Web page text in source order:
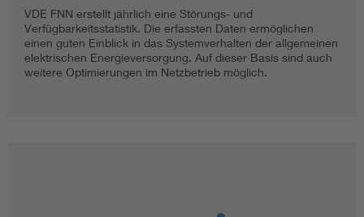
VDE FNN erstellt jährlich eine Störungs- und
Verfügbarkeitsstatistik. Die erfassten Daten ermöglichen
einen guten Einblick in das Systemverhalten der allgemeinen
elektrischen Energieversorgung. Auf dieser Basis sind auch
weitere Optimierungen im Netzbetrieb möglich.